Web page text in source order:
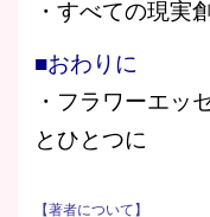
・すべての現実
■おわりに
・フラワーエッ
とひとつに
【著者について】